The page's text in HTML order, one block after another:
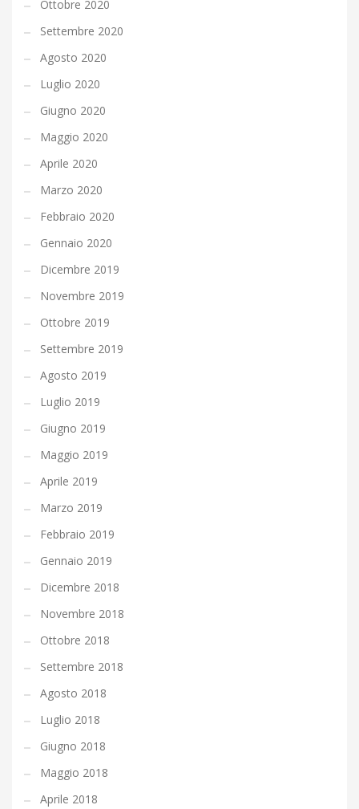
Ottobre 2020
Settembre 2020
Agosto 2020
Luglio 2020
Giugno 2020
Maggio 2020
Aprile 2020
Marzo 2020
Febbraio 2020
Gennaio 2020
Dicembre 2019
Novembre 2019
Ottobre 2019
Settembre 2019
Agosto 2019
Luglio 2019
Giugno 2019
Maggio 2019
Aprile 2019
Marzo 2019
Febbraio 2019
Gennaio 2019
Dicembre 2018
Novembre 2018
Ottobre 2018
Settembre 2018
Agosto 2018
Luglio 2018
Giugno 2018
Maggio 2018
Aprile 2018